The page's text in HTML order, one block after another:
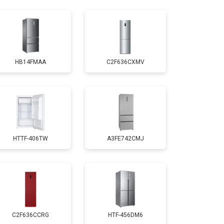
1700 ₽ Заказать
2550 ₽ Заказать
1700 ₽
4750 ₽ Заказать
3650 ₽
2550 ₽
HB14FMAA C2F636CXMV
HTTF-406TW A3FE742CMJ
C2F636CCRG HTF-456DM6